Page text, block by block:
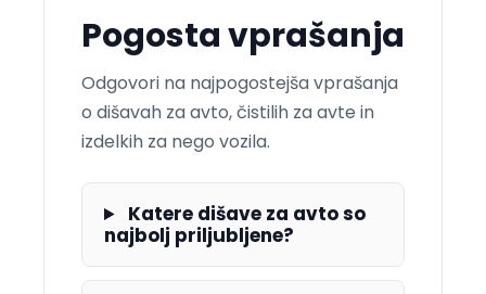
Pogosta vprašanja
Odgovori na najpogostejša vprašanja
o dišavah za avto, čistilih za avte in
izdelkih za nego vozila.
Katere dišave za avto so
najbolj priljubljene?